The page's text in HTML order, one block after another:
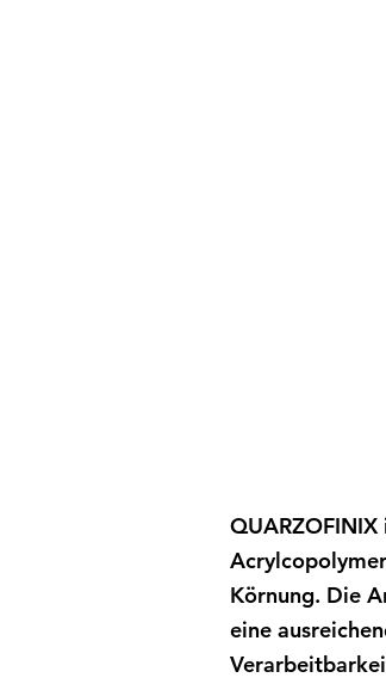
Körnung. Die
eine